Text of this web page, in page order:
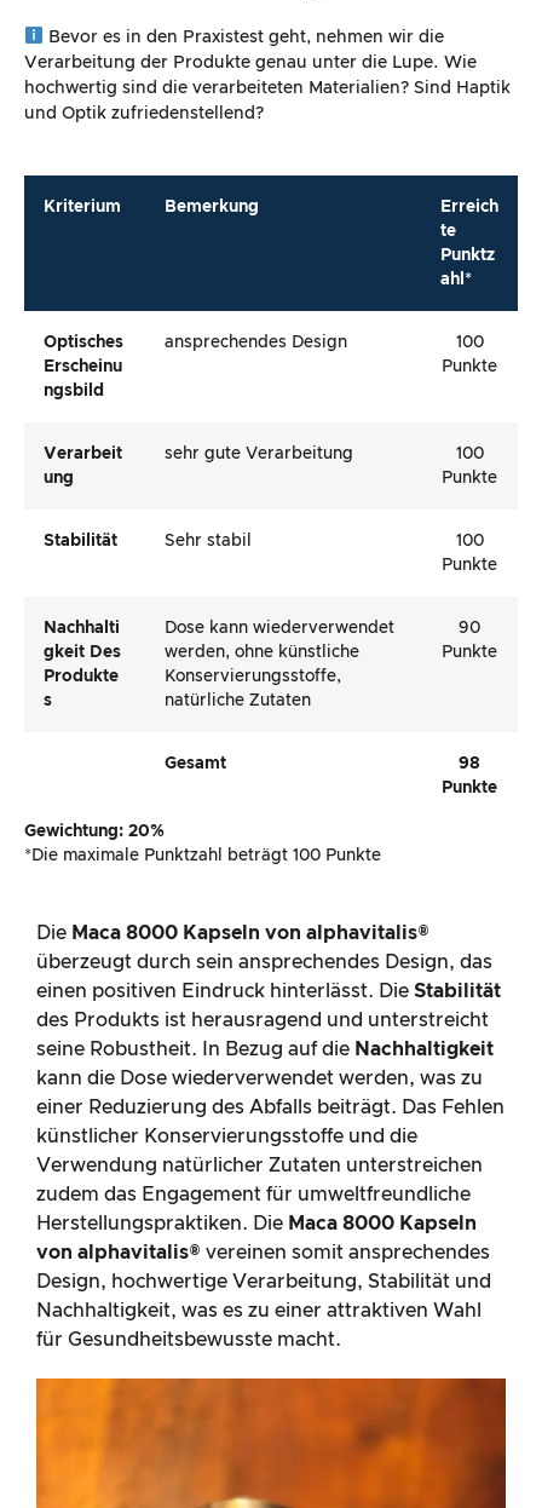
Bevor es in den Praxistest geht, nehmen wir die
Verarbeitung der Produkte genau unter die Lupe. Wie
hochwertig sind die verarbeiteten Materialien? Sind Haptik
und Optik zufriedenstellend?
Kriterium Bemerkung
Erreich
te
Punktz
ahl*
Optisches
Erscheinu
Ngsbild
ansprechendes Design
100
Punkte
Verarbeit
Ung
sehr gute Verarbeitung
100
Punkte
Stabilität Sehr stabil
100
Punkte
Nachhalti
Gkeit Des
Produkte
S
Dose kann wiederverwendet
werden, ohne künstliche
Konservierungsstoffe,
natürliche Zutaten
90
Punkte
Gesamt
98
Punkte
Gewichtung: 20%
*Die maximale Punktzahl beträgt 100 Punkte
Die Maca 8000 Kapseln von alphavitalis®
überzeugt durch sein ansprechendes Design, das
einen positiven Eindruck hinterlässt. Die Stabilität
des Produkts ist herausragend und unterstreicht
seine Robustheit. In Bezug auf die Nachhaltigkeit
kann die Dose wiederverwendet werden, was zu
einer Reduzierung des Abfalls beiträgt. Das Fehlen
künstlicher Konservierungsstoffe und die
Verwendung natürlicher Zutaten unterstreichen
zudem das Engagement für umweltfreundliche
Herstellungspraktiken. Die Maca 8000 Kapseln
von alphavitalis® vereinen somit ansprechendes
Design, hochwertige Verarbeitung, Stabilität und
Nachhaltigkeit, was es zu einer attraktiven Wahl
für Gesundheitsbewusste macht.